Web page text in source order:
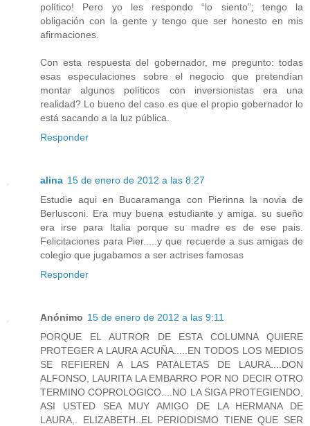
político! Pero yo les respondo “lo siento”; tengo la
obligación con la gente y tengo que ser honesto en mis
afirmaciones.
Con esta respuesta del gobernador, me pregunto: todas
esas especulaciones sobre el negocio que pretendían
montar algunos políticos con inversionistas era una
realidad? Lo bueno del caso es que el propio gobernador lo
está sacando a la luz pública.
Responder
alina 15 de enero de 2012 a las 8:27
Estudie aqui en Bucaramanga con Pierinna la novia de
Berlusconi. Era muy buena estudiante y amiga. su sueño
era irse para Italia porque su madre es de ese pais.
Felicitaciones para Pier.....y que recuerde a sus amigas de
colegio que jugabamos a ser actrises famosas
Responder
Anónimo 15 de enero de 2012 a las 9:11
PORQUE EL AUTROR DE ESTA COLUMNA QUIERE
PROTEGER A LAURA ACUÑA.....EN TODOS LOS MEDIOS
SE REFIEREN A LAS PATALETAS DE LAURA....DON
ALFONSO, LAURITA LA EMBARRO POR NO DECIR OTRO
TERMINO COPROLOGICO....NO LA SIGA PROTEGIENDO,
ASI USTED SEA MUY AMIGO DE LA HERMANA DE
LAURA,. ELIZABETH..EL PERIODISMO TIENE QUE SER